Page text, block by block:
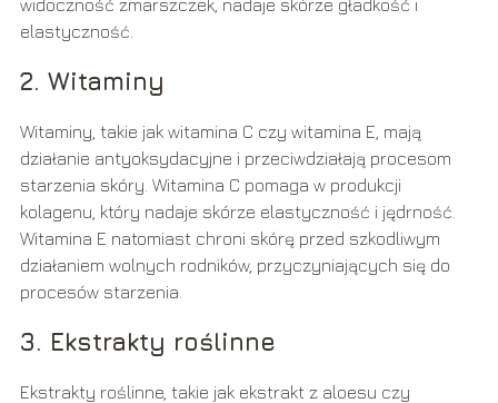
widoczność zmarszczek, nadaje skórze gładkość i
elastyczność.
2. Witaminy
Witaminy, takie jak witamina C czy witamina E, mają
działanie antyoksydacyjne i przeciwdziałają procesom
starzenia skóry. Witamina C pomaga w produkcji
kolagenu, który nadaje skórze elastyczność i jędrność.
Witamina E natomiast chroni skórę przed szkodliwym
działaniem wolnych rodników, przyczyniających się do
procesów starzenia.
3. Ekstrakty roślinne
Ekstrakty roślinne, takie jak ekstrakt z aloesu czy